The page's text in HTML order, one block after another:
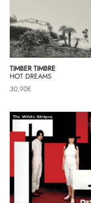
TIMBER TIMBRE
HOT DREAMS
30,90€